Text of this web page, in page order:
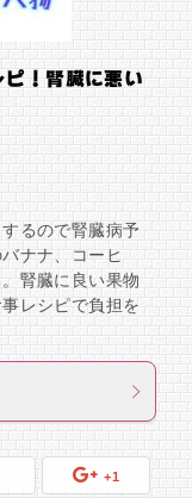
！腎臓に悪い
るので腎臓病予
ナナ、コーヒ
腎臓に良い果物
レシピで負担を
+1